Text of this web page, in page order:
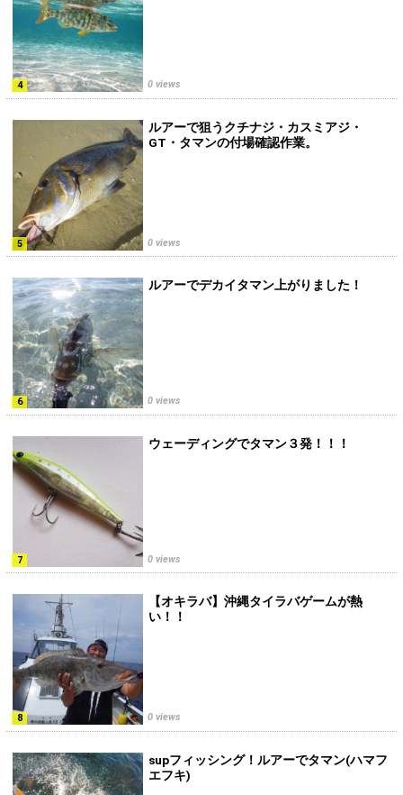
0 views
ルアーで狙うクチナジ・カスミアジ・
GT・タマンの付場確認作業。
0 views
ルアーでデカイタマン上がりました！
0 views
ウェーディングでタマン３発！！！
0 views
【オキラバ】沖縄タイラバゲームが熱
い！！
0 views
supフィッシング！ルアーでタマン(ハマフ
エフキ)